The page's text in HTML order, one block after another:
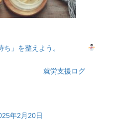
持ち」を整えよう。
援ログ
年2月20日